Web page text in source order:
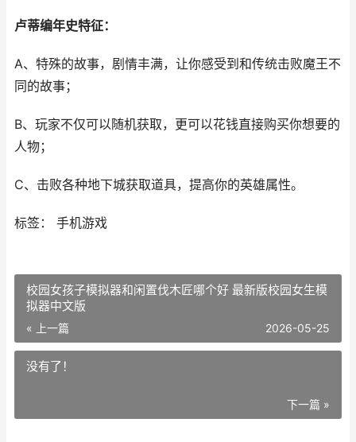
卢蒂编年史特征：
A、特殊的故事，剧情丰满，让你感受到和传统击败魔王不
同的故事；
B、玩家不仅可以随机获取，更可以花钱直接购买你想要的
人物；
C、击败各种地下城获取道具，提高你的英雄属性。
标签： 手机游戏
校园女孩子模拟器和闲置伐木匠哪个好 最新版校园女生模
拟器中文版
« 上一篇 2026-05-25
没有了！
下一篇 »